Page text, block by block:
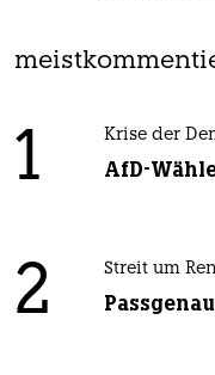
1 Krise der
AfD-
2 Streit um